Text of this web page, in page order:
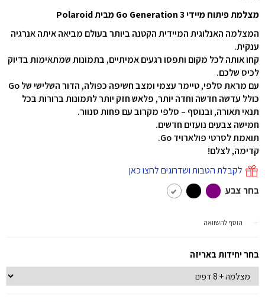
מצלמת פיתוח מיידי Go Generation 3 מבית Polaroid
המצלמה האנלוגית המיידית הקטנה ביותר בעולם מביאה איתה אנרגיה
ענקית.
קחו אותה לכל מקום ותפסו רגעים אמיתיים, בתמונות שמתאימות בדיוק
לכיס שלכם.
עם מראת סלפי, טיימר עצמי ומצב חשיפה כפולה, הדור השלישי של Go
כולל עדשה חדשה וחדה יותר, פלאש חזק יותר לתמונות ברורות בכל
תנאי תאורה, ובנוסף – סלפי מקרוב עם פחות סנוור.
חמישה צבעים נועזים חדשים.
תואמת לסרטי פולארויד Go.
קדימה, לצלם!
לקבלת הטבות ושדרוגים לחצו כאן
בחר צבע
הוסף להשוואה
בחר יחידות באריזה